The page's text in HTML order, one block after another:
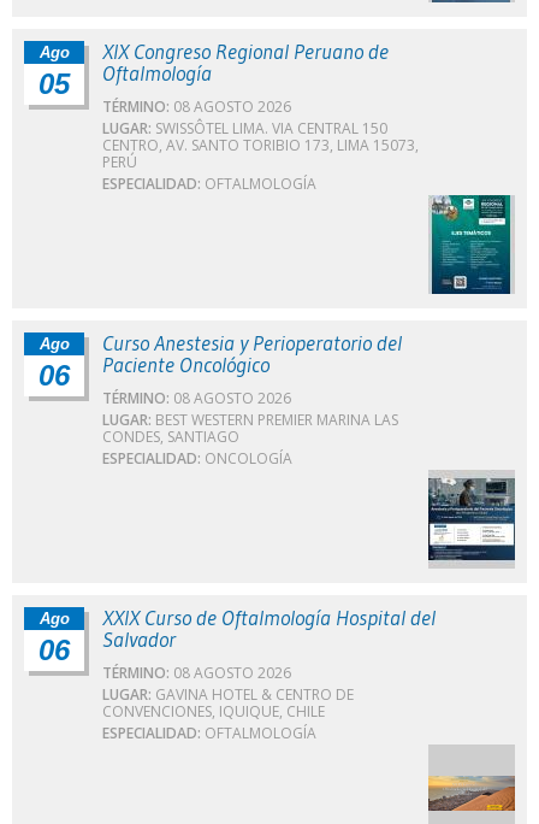
Ago
05
XIX Congreso Regional Peruano de
Oftalmología
TÉRMINO: 08 AGOSTO 2026
LUGAR: SWISSÔTEL LIMA. VIA CENTRAL 150
CENTRO, AV. SANTO TORIBIO 173, LIMA 15073,
PERÚ
ESPECIALIDAD: OFTALMOLOGÍA
Ago
06
Curso Anestesia y Perioperatorio del
Paciente Oncológico
TÉRMINO: 08 AGOSTO 2026
LUGAR: BEST WESTERN PREMIER MARINA LAS
CONDES, SANTIAGO
ESPECIALIDAD: ONCOLOGÍA
Ago
06
XXIX Curso de Oftalmología Hospital del
Salvador
TÉRMINO: 08 AGOSTO 2026
LUGAR: GAVINA HOTEL & CENTRO DE
CONVENCIONES, IQUIQUE, CHILE
ESPECIALIDAD: OFTALMOLOGÍA